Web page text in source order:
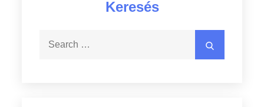
Keresés